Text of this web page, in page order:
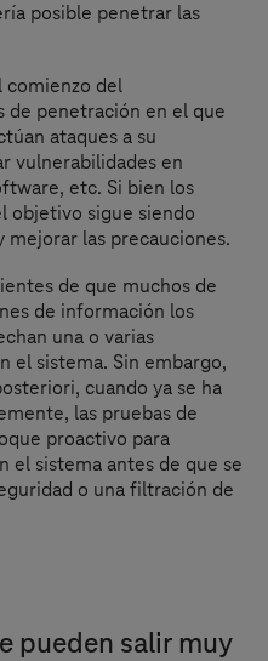
posible penetrar las
comienzo del
de penetración en el que
ataques a su
vulnerabilidades en
etc. Si bien los
objetivo sigue siendo
mejorar las precauciones.
de que muchos de
de información los
una o varias
el sistema. Sin embargo,
cuando ya se ha
las pruebas de
proactivo para
el sistema antes de que se
o una filtración de
pueden salir muy